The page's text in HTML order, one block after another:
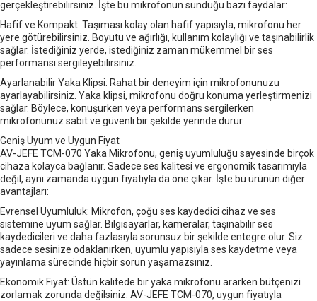
gerçekleştirebilirsiniz. İşte bu mikrofonun sunduğu bazı faydalar:
Hafif ve Kompakt: Taşıması kolay olan hafif yapısıyla, mikrofonu her
yere götürebilirsiniz. Boyutu ve ağırlığı, kullanım kolaylığı ve taşınabilirlik
sağlar. İstediğiniz yerde, istediğiniz zaman mükemmel bir ses
performansı sergileyebilirsiniz.
Ayarlanabilir Yaka Klipsi: Rahat bir deneyim için mikrofonunuzu
ayarlayabilirsiniz. Yaka klipsi, mikrofonu doğru konuma yerleştirmenizi
sağlar. Böylece, konuşurken veya performans sergilerken
mikrofonunuz sabit ve güvenli bir şekilde yerinde durur.
Geniş Uyum ve Uygun Fiyat
AV-JEFE TCM-070 Yaka Mikrofonu, geniş uyumluluğu sayesinde birçok
cihaza kolayca bağlanır. Sadece ses kalitesi ve ergonomik tasarımıyla
değil, aynı zamanda uygun fiyatıyla da öne çıkar. İşte bu ürünün diğer
avantajları:
Evrensel Uyumluluk: Mikrofon, çoğu ses kaydedici cihaz ve ses
sistemine uyum sağlar. Bilgisayarlar, kameralar, taşınabilir ses
kaydedicileri ve daha fazlasıyla sorunsuz bir şekilde entegre olur. Siz
sadece sesinize odaklanırken, uyumlu yapısıyla ses kaydetme veya
yayınlama sürecinde hiçbir sorun yaşamazsınız.
Ekonomik Fiyat: Üstün kalitede bir yaka mikrofonu ararken bütçenizi
zorlamak zorunda değilsiniz. AV-JEFE TCM-070, uygun fiyatıyla